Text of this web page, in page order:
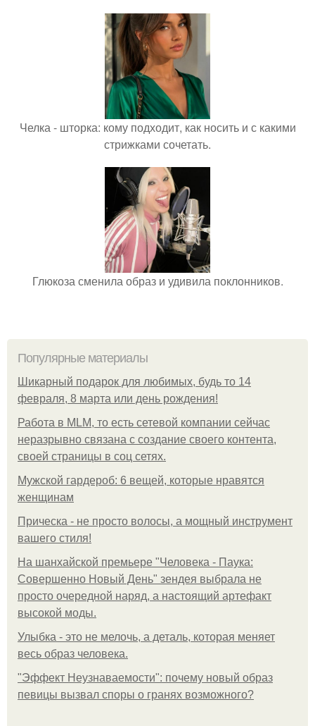
Челка - шторка: кому подходит, как носить и с какими
стрижками сочетать.
Глюкоза сменила образ и удивила поклонников.
Популярные материалы
Шикарный подарок для любимых, будь то 14
февраля, 8 марта или день рождения!
Работа в MLM, то есть сетевой компании сейчас
неразрывно связана с создание своего контента,
своей страницы в соц сетях.
Мужской гардероб: 6 вещей, которые нравятся
женщинам
Прическа - не просто волосы, а мощный инструмент
вашего стиля!
На шанхайской премьере "Человека - Паука:
Совершенно Новый День" зендея выбрала не
просто очередной наряд, а настоящий артефакт
высокой моды.
Улыбка - это не мелочь, а деталь, которая меняет
весь образ человека.
"Эффект Неузнаваемости": почему новый образ
певицы вызвал споры о гранях возможного?